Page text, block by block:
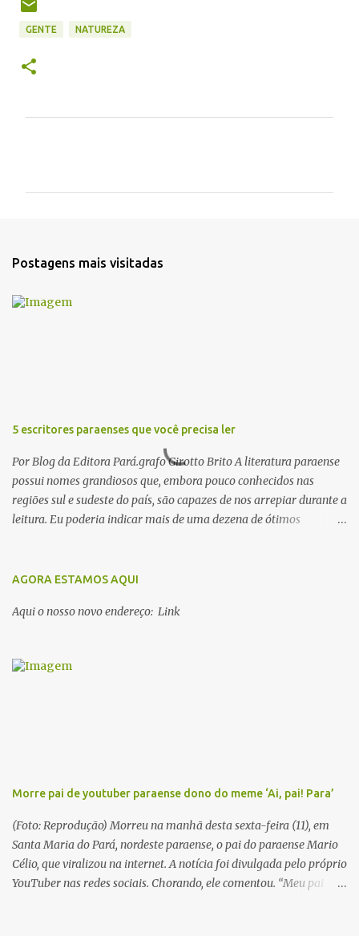
GENTE NATUREZA
r
Postagens mais visitadas
5 escritores paraenses que você precisa ler
Por Blog da Editora Pará.grafo Girotto Brito A literatura paraense
possui nomes grandiosos que, embora pouco conhecidos nas
regiões sul e sudeste do país, são capazes de nos arrepiar durante a
leitura. Eu poderia indicar mais de uma dezena de ótimos
1. Dalcídio Jurandir Nascido na cidade de Ponta de Pedras, Ilha do
dos quais 10 formam o chamado Ciclo do Extremo Norte -- uma
completar seus estudos na cidade grande. A série inicia com o livro
AGORA ESTAMOS AQUI
Aqui o nosso novo endereço: Link
Morre pai de youtuber paraense dono do meme ‘Ai, pai! Para’
(Foto: Reprodução) Morreu na manhã desta sexta-feira (11), em
Santa Maria do Pará, nordeste paraense, o pai do paraense Mario
Célio, que viralizou na internet. A notícia foi divulgada pelo próprio
YouTuber nas redes sociais. Chorando, ele comentou. “Meu pai